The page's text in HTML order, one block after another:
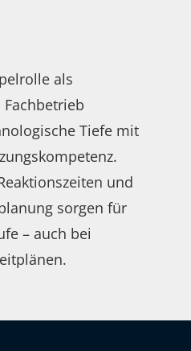
als
Tiefe mit
und
sorgen für
– auch bei